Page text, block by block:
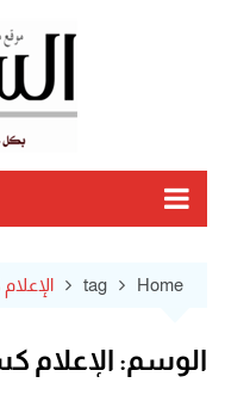
Home
tag
الوسم: الإعلام